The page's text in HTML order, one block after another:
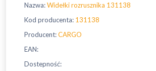
Nazwa:Widełki rozrusznika 131138
Kod producenta: 131138
Producent:CARGO
EAN:
Dostepność: